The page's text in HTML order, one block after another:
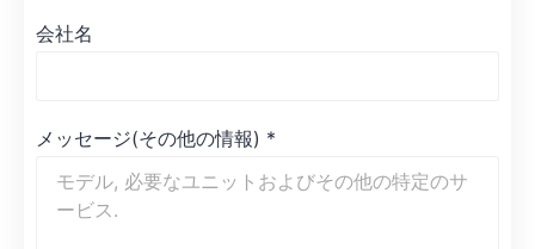
会社名
メッセージ(その他の情報) *